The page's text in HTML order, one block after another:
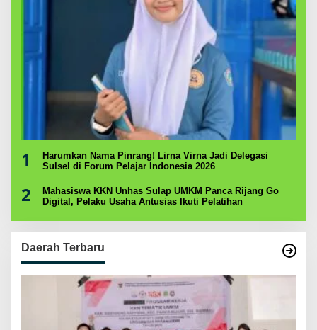
1
Harumkan Nama Pinrang! Lirna Virna Jadi Delegasi
Sulsel di Forum Pelajar Indonesia 2026
2
Mahasiswa KKN Unhas Sulap UMKM Panca Rijang Go
Digital, Pelaku Usaha Antusias Ikuti Pelatihan
Daerah Terbaru